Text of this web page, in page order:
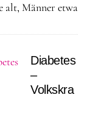
alt, Männer etwa
Diabetes
–
Volkskra